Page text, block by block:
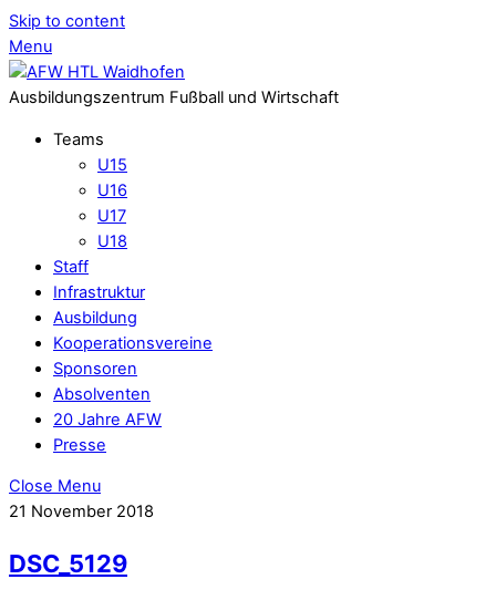
Skip to content
Menu
Ausbildungszentrum Fußball und Wirtschaft
Teams
U15
U16
U17
U18
Staff
Infrastruktur
Ausbildung
Kooperationsvereine
Sponsoren
Absolventen
20 Jahre AFW
Presse
Close Menu
21 November 2018
DSC_5129